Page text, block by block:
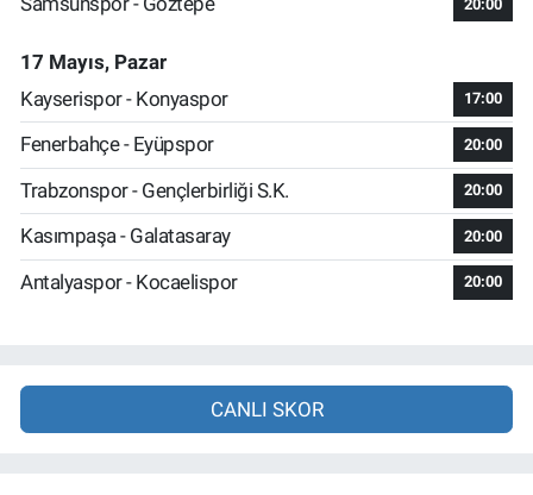
20:00
17 Mayıs, Pazar
Kayserispor - Konyaspor
17:00
Fenerbahçe - Eyüpspor 20:00
Trabzonspor - Gençlerbirliği S.K. 20:00
Kasımpaşa - Galatasaray 20:00
Antalyaspor - Kocaelispor 20:00
CANLI SKOR